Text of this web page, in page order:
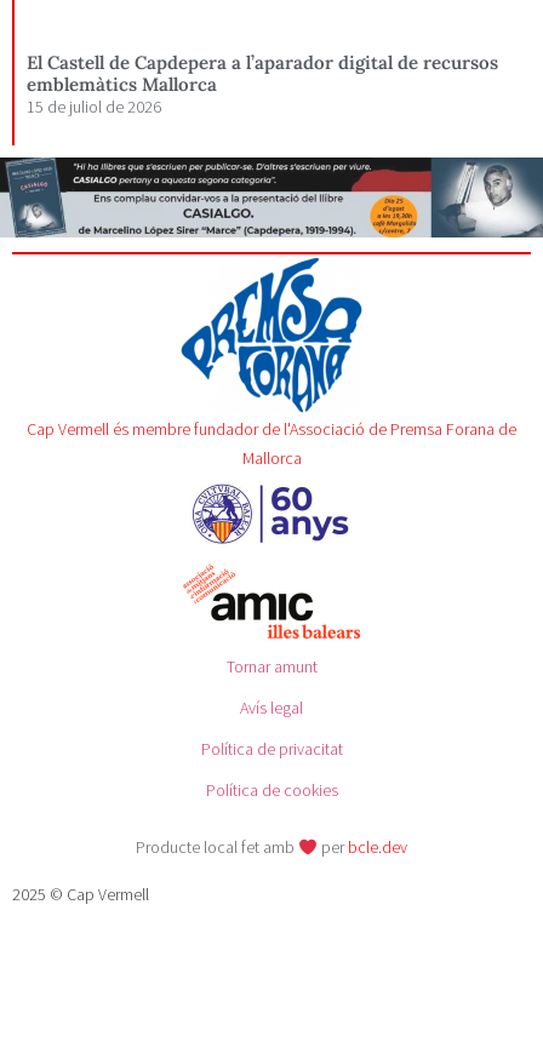
El Castell de Capdepera a l’aparador digital de recursos
emblemàtics Mallorca
15 de juliol de 2026
Cap Vermell és membre fundador de l'Associació de Premsa Forana de
Mallorca
Tornar amunt
Avís legal
Política de privacitat
Política de cookies
Producte local fet amb perbcle.dev
2025 © Cap Vermell